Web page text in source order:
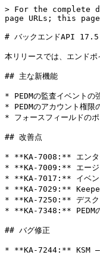
> For the complete
page URLs; this
# バックエンドAPI
本リリースでは、エンド
## 主な新機能
* PEDMの監査イベントの
* PEDMのアカウント権限
* フォースフィールドの
## 改善点
* **KA-7008:** エンター
* **KA-7009:** エージェ
* **KA-7017:** イベント
* **KA-7029:** Keeperユ
* **KA-7250:** デスクト
* **KA-7348:** PEDMの
## バグ修正
* **KA-7244:** KSM – 新